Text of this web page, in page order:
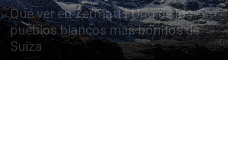
Qué ver en Zermatt | Uno de los
pueblos blancos más bonitos de
Suiza